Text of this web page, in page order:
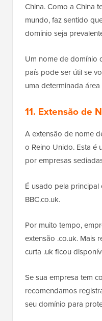
China. Como a China
mundo, faz sentido
domínio seja
Um nome de domínio
país pode ser útil se
uma determinada
11. Extensão de
A extensão de nome
o Reino Unido. Esta é
por empresas
É usado pela
BBC.co.uk.
Por muito tempo,
extensão .co.uk. Mais
curta .uk ficou
Se sua empresa tem
recomendamos
seu domínio para